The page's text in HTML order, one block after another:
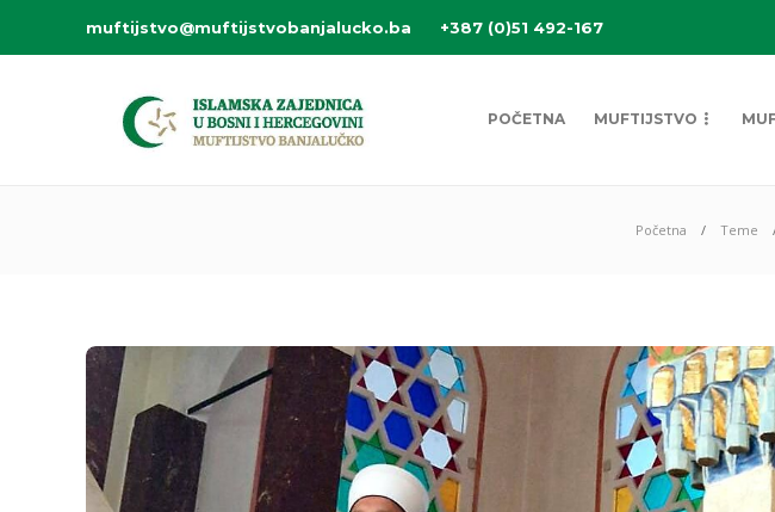
muftijstvo@muftijstvobanjalucko.ba +387 (0)51 492-167
POČETNA MUFTIJSTVO
Početna Teme